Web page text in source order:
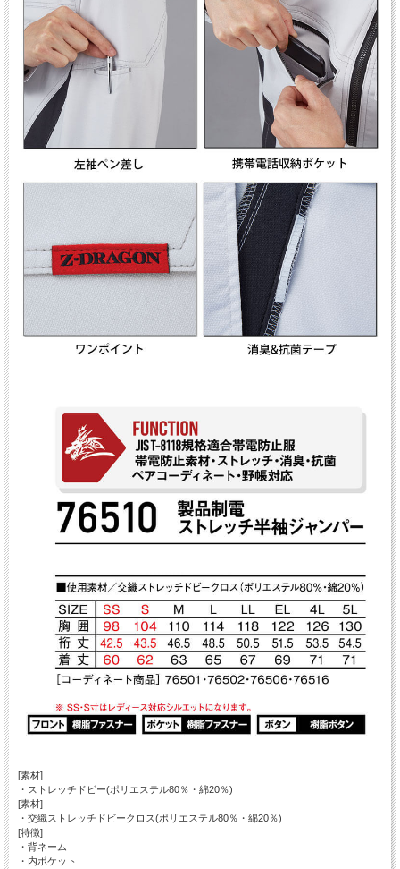
[素材]
・ストレッチドビー(ポリエステル80％・綿20％)
[素材]
・交織ストレッチドビークロス(ポリエステル80％・綿20％)
[特徴]
・背ネーム
・内ポケット